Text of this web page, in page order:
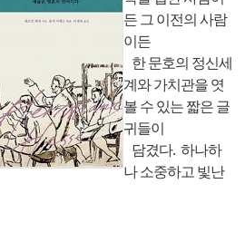
든 그 이전의 사람
이든
한 문호의 정신세
계와 가치관을 엿
볼 수 있는 짧은 글
귀들이
담겼다. 하나하
나 소중하고 빛난